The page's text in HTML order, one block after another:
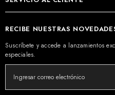
RECIBE NUESTRAS
Suscríbete y accede a lanzamientos
especiales.